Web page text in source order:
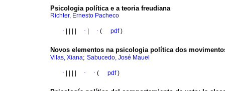
Psicologia política e a teoria freudiana
Richter, Ernesto Pacheco
· · · ( pdf)
Novos elementos na psicologia política dos
Vilas, Xiana; Sabucedo, José Mauel
· · · ( pdf)